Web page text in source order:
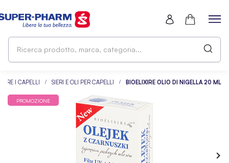
I CAPELLI SIERI E OLI PER CAPELLI BIOELIXIRE OLIO DI NIGELLA 20 ML
PROMOZIONE